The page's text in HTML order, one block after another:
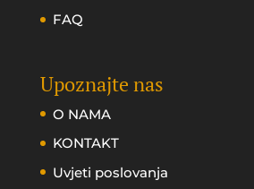
FAQ
Upoznajte nas
O NAMA
KONTAKT
Uvjeti poslovanja